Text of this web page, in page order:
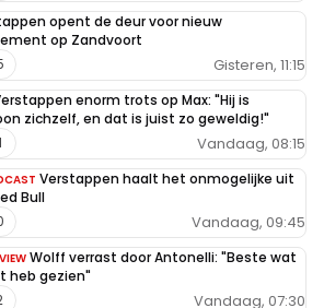
opent de deur voor nieuw
op Zandvoort
Gisteren, 11:15
enorm trots op Max: "Hij is
zichzelf, en dat is juist zo geweldig!"
Vandaag, 08:15
Verstappen haalt het onmogelijke uit
Bull
Vandaag, 09:45
Wolff verrast door Antonelli: "Beste wat
heb gezien"
Vandaag, 07:30